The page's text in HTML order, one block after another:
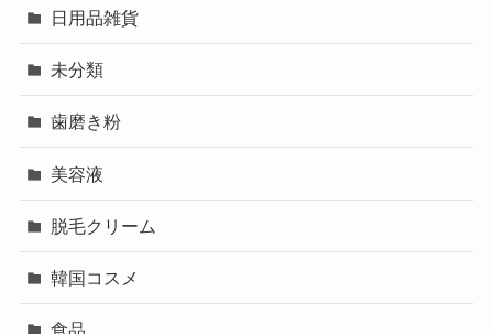
日用品雑貨
未分類
歯磨き粉
美容液
脱毛クリーム
韓国コスメ
食品